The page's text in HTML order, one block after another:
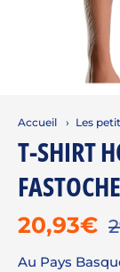
Accueil › Les
T-SHIRT
FASTOCHE
20,93€
Au Pays